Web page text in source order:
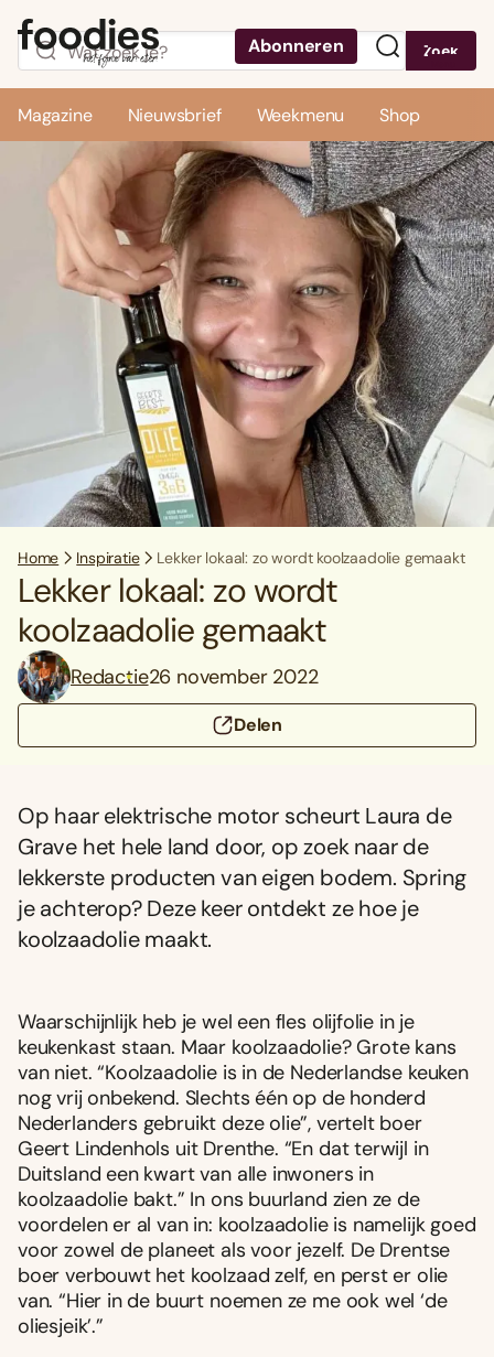
Abonneren Zoek
Magazine Nieuwsbrief Weekmenu Shop
Home Inspiratie Lekker lokaal: zo wordt koolzaadolie gemaakt
Lekker lokaal: zo wordt
koolzaadolie gemaakt
Redactie26 november 2022
Delen
Op haar elektrische motor scheurt Laura de
Grave het hele land door, op zoek naar de
lekkerste producten van eigen bodem. Spring
je achterop? Deze keer ontdekt ze hoe je
koolzaadolie maakt.
Waarschijnlijk heb je wel een fles olijfolie in je
keukenkast staan. Maar koolzaadolie? Grote kans
van niet. “Koolzaadolie is in de Nederlandse keuken
nog vrij onbekend. Slechts één op de honderd
Nederlanders gebruikt deze olie”, vertelt boer
Geert Lindenhols uit Drenthe. “En dat terwijl in
Duitsland een kwart van alle inwoners in
koolzaadolie bakt.” In ons buurland zien ze de
voordelen er al van in: koolzaadolie is namelijk goed
voor zowel de planeet als voor jezelf. De Drentse
boer verbouwt het koolzaad zelf, en perst er olie
van. “Hier in de buurt noemen ze me ook wel ‘de
oliesjeik’.”